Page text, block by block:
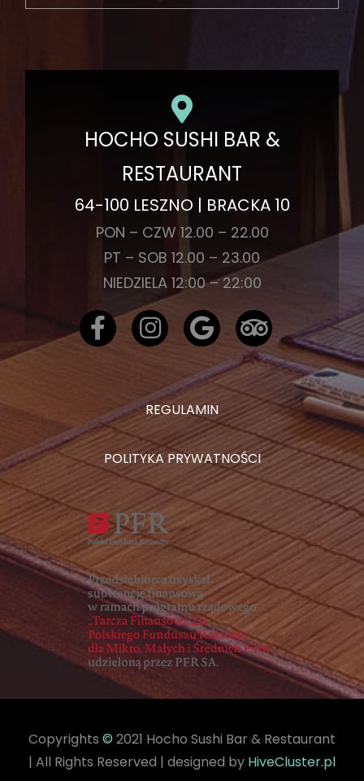
HOCHO SUSHI BAR &
RESTAURANT
64-100 LESZNO | BRACKA 10
PON – CZW 12.00 – 22.00
PT – SOB 12.00 – 23.00
NIEDZIELA 12:00 – 22:00
REGULAMIN
POLITYKA PRYWATNOŚCI
Copyrights © 2021 Hocho Sushi Bar & Restaurant
| All Rights Reserved | designed by HiveCluster.pl